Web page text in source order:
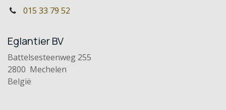
015 33 79 52
Eglantier BV
Battelsesteenweg 255
2800 Mechelen
België